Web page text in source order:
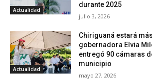
Actualidad
durante 2025
julio 3, 2026
Actualidad
Chiriguaná estará
gobernadora Elvia
entregó 90 cámaras
municipio
mayo 27, 2026